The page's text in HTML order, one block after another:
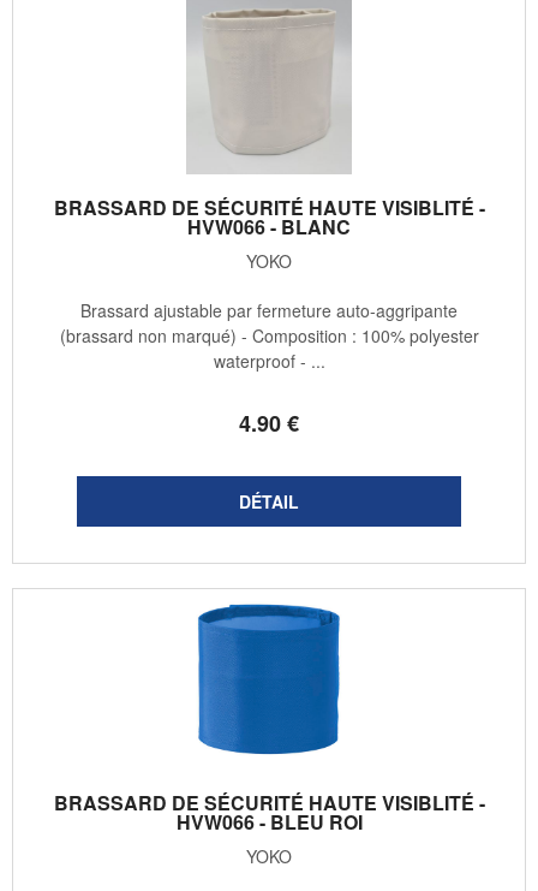
BRASSARD DE SÉCURITÉ HAUTE VISIBLITÉ -
HVW066 - BLANC
YOKO
4.90€
Brassard ajustable par fermeture auto-aggripante
(brassard non marqué) - Composition : 100% polyester
waterproof - ...
BRASSARD DE SÉCURITÉ HAUTE VISIBLITÉ -
HVW066 - BLEU ROI
YOKO